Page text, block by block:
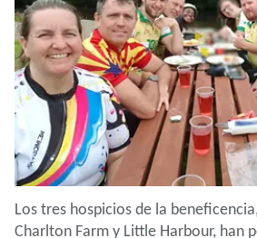
Los tres hospicios de la
Charlton Farm y Little Harbour, han